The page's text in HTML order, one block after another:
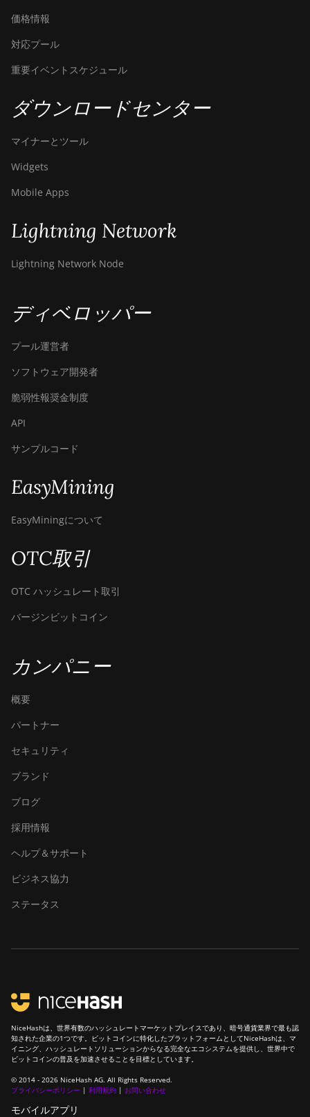
価格情報
対応プール
重要イベントスケジュール
ダウンロードセンター
マイナーとツール
Widgets
Mobile Apps
Lightning Network
Lightning Network Node
ディベロッパー
プール運営者
ソフトウェア開発者
脆弱性報奨金制度
API
サンプルコード
EasyMining
EasyMiningについて
OTC取引
OTC ハッシュレート取引
バージンビットコイン
カンパニー
概要
パートナー
セキュリティ
ブランド
ブログ
採用情報
ヘルプ＆サポート
ビジネス協力
ステータス
NiceHashは、世界有数のハッシュレートマーケットプレイスであり、暗号通貨業界で最も認
知された企業の1つです。ビットコインに特化したプラットフォームとしてNiceHashは、マ
イニング、ハッシュレートソリューションからなる完全なエコシステムを提供し、世界中で
ビットコインの普及を加速させることを目標としています。
© 2014 - 2026 NiceHash AG. All Rights Reserved.
プライバシーポリシー | 利用規約 | お問い合わせ
モバイルアプリ